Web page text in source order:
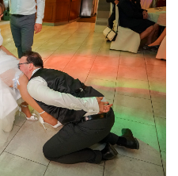
izdelki
mi